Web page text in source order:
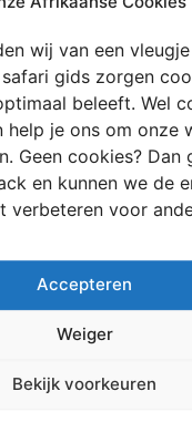
wij van een
gids zorgen
beleeft. Wel
help je ons om onze
Geen cookies? Dan
en kunnen we de
verbeteren voor
Accepteren
Weiger
Bekijk voorkeuren
wordt